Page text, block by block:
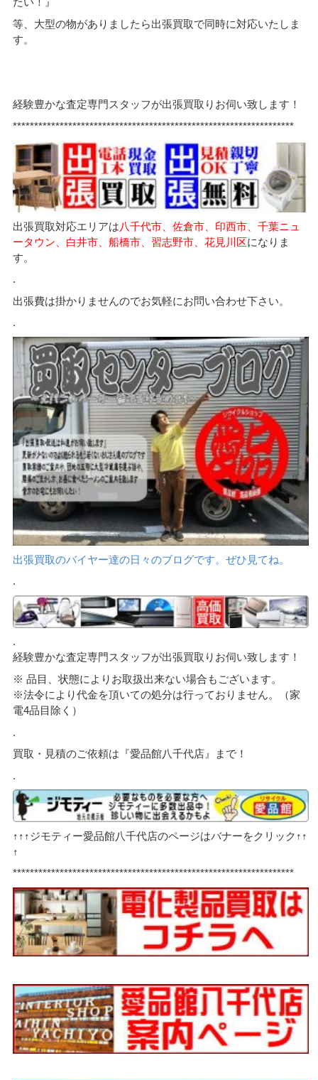
等、大型の物がありましたら出張買取で同時に対応いたしま
す。
経験豊かな査定専門スタッフが出張買取りお伺い致します！
******************************************************************
出張買取対応エリアは八千代市、佐倉市、印西市、千葉ニュ
ータウン、白井市、船橋市、習志野市、花見川区になりま
す。
.
出張費は掛かりませんのでお気軽にお問い合わせ下さい。
.
出張買取のバイヤー達の日々のブログです。ぜひ見てね。
.
.
経験豊かな査定専門スタッフが出張買取りお伺い致します！
※ 品目、状態によりお取扱出来ない場合もございます。
※法令により代金を頂いての処分は行っておりません。（家
電4品目除く）
.
買取・見積のご依頼は『愛品館八千代店』まで！
.
↑↑↑ジモティー愛品館八千代店のページはバナーをクリック↑↑
↑
******************************************************************